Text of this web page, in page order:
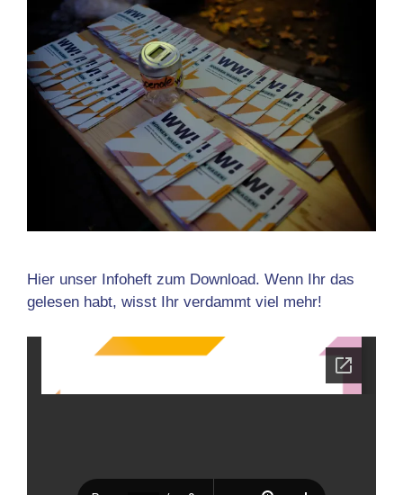
Hier unser Infoheft zum Download. Wenn Ihr das
gelesen habt, wisst Ihr verdammt viel mehr!